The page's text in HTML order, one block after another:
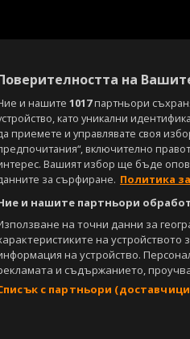
на
и нашите 1017партньори
като уникални
приемете и управлявате своя
включително
Вашият избор ще бъде
за сърфиране. Политика
и нашите партньори
на точни данни за
на
на устройство.
и съдържанието,
с партньори